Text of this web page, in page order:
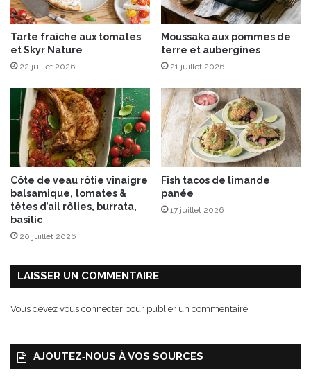
d
e
b
i
s
Tarte fraîche aux tomates
et Skyr Nature
22 juillet 2026
Moussaka aux pommes de
terre et aubergines
21 juillet 2026
Côte de veau rôtie vinaigre
balsamique, tomates &
têtes d’ail rôties, burrata,
basilic
20 juillet 2026
Fish tacos de limande
panée
17 juillet 2026
LAISSER UN COMMENTAIRE
Vous devez vous connecter pour publier un commentaire.
AJOUTEZ‑NOUS À VOS SOURCES